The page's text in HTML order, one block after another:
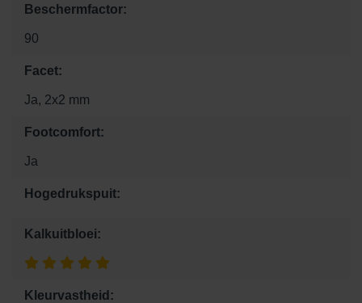
Beschermfactor:
90
Facet:
Ja, 2x2 mm
Footcomfort:
Ja
Hogedrukspuit:
Kalkuitbloei:
Kleurvastheid: